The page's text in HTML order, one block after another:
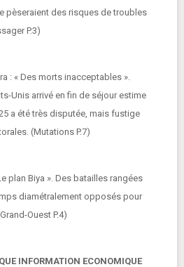
pèseraient des risques de troubles
P.3)
: « Des morts inacceptables ».
Unis arrivé en fin de séjour estime
a été très disputée, mais fustige
(Mutations P.7)
plan Biya ». Des batailles rangées
diamétralement opposés pour
Ouest P.4)
INFORMATION ECONOMIQUE